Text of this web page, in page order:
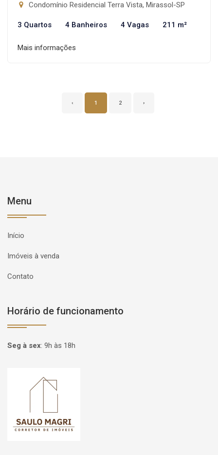
Condomínio Residencial Terra Vista, Mirassol-SP
3 Quartos 4 Banheiros 4 Vagas 211 m²
Mais informações
‹ 1 2 ›
Menu
Início
Imóveis à venda
Contato
Horário de funcionamento
Seg à sex: 9h às 18h
Página inicial